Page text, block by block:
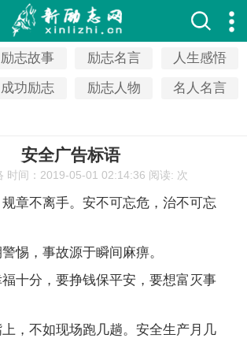
励志故事 励志名言
人生感悟
成功励志 励志人物 名人名言
安全广告标语
时间：2019-05-01 02:14:36 阅读: 次
章不离手。安不可忘危，治不可忘
惕，事故源于瞬间麻痹。
十分，要挣钱保平安，要想富灭事
，不如现场跑几趟。安全生产月几